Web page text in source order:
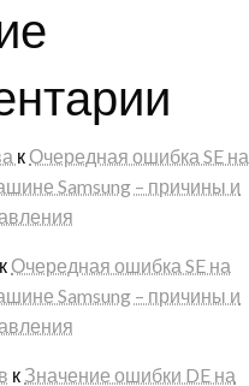
к Очередная ошибка SE на
Samsung – причины и
к Очередная ошибка SE на
Samsung – причины и
к Значение ошибки DE на